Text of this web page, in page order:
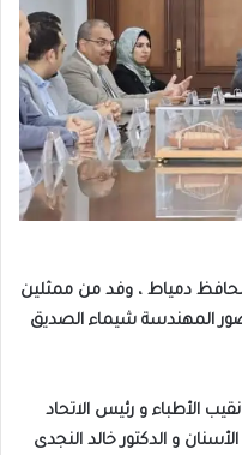
محافظ دمياط ، وفد من ممثلين
المهندسة شيماء الصديق
الأطباء و رئيس الاتحاد
و الدكتور خالد النجدى